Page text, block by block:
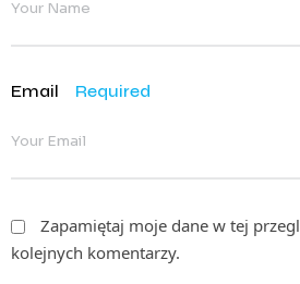
Email Required
Zapamiętaj moje dane w tej
kolejnych komentarzy.